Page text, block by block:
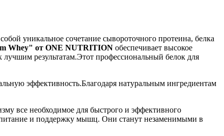
уникальное сочетание сывороточного протеина, белка
Whey" от ONE NUTRITION обеспечивает высокое
лучшим результатам.Этот профессиональный белок для
эффективность.Благодаря натуральным ингредиентам
все необходимое для быстрого и эффективного
питание и поддержку мышц. Они станут незаменимыми в